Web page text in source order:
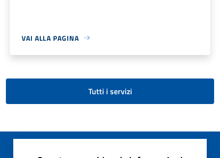
VAI ALLA PAGINA
Tutti i servizi